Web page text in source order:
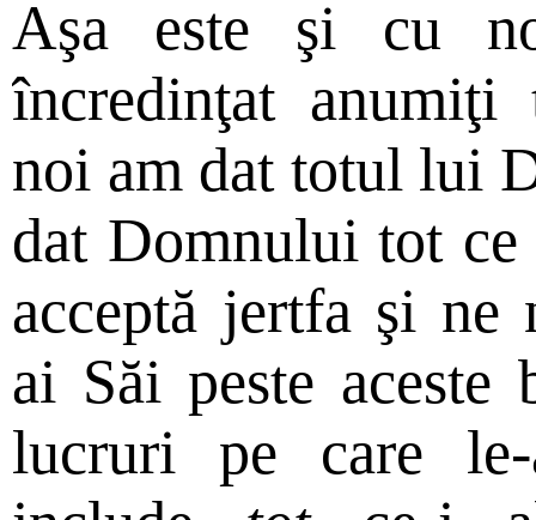
Aşa este şi cu
încredinţat anumiţi
noi am dat totul lui
dat Domnului tot
acceptă jertfa şi ne
ai Săi peste
lucruri pe care